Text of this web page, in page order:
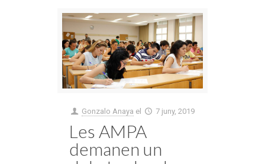
Gonzalo Anaya el 7 juny, 2019
Les AMPA
demanen un